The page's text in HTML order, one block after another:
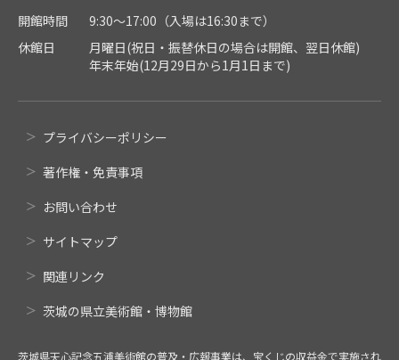
開館時間
9:30～17:00（入場は16:30まで）
休館日
月曜日(祝日・振替休日の場合は開館、翌日休館)
年末年始(12月29日から1月1日まで)
プライバシーポリシー
著作権・免責事項
お問い合わせ
サイトマップ
関連リンク
茨城の県立美術館・博物館
茨城県天心記念五浦美術館の普及・広報事業は、宝くじの収益金で実施され